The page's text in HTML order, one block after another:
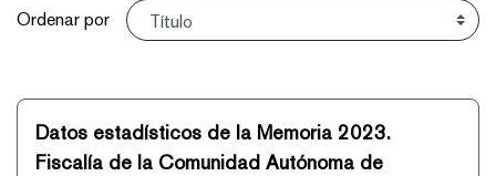
Ordenar
Ordenar por
Datos estadísticos de la Memoria 2023.
Fiscalía de la Comunidad Autónoma de